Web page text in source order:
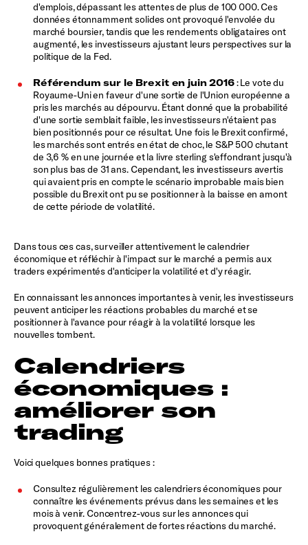
d'emplois, dépassant les attentes de plus de 100 000. Ces
données étonnamment solides ont provoqué l'envolée du
marché boursier, tandis que les rendements obligataires ont
augmenté, les investisseurs ajustant leurs perspectives sur la
politique de la Fed.
Référendum sur le Brexit en juin 2016: Le vote du
Royaume-Uni en faveur d'une sortie de l'Union européenne a
pris les marchés au dépourvu. Étant donné que la probabilité
d'une sortie semblait faible, les investisseurs n'étaient pas
bien positionnés pour ce résultat. Une fois le Brexit confirmé,
les marchés sont entrés en état de choc, le S&P 500 chutant
de 3,6 % en une journée et la livre sterling s'effondrant jusqu'à
son plus bas de 31 ans. Cependant, les investisseurs avertis
qui avaient pris en compte le scénario improbable mais bien
possible du Brexit ont pu se positionner à la baisse en amont
de cette période de volatilité.
Dans tous ces cas, surveiller attentivement le calendrier
économique et réfléchir à l'impact sur le marché a permis aux
traders expérimentés d'anticiper la volatilité et d'y réagir.
En connaissant les annonces importantes à venir, les investisseurs
peuvent anticiper les réactions probables du marché et se
positionner à l'avance pour réagir à la volatilité lorsque les
nouvelles tombent.
Calendriers
économiques :
améliorer son
trading
Voici quelques bonnes pratiques :
Consultez régulièrement les calendriers économiques pour
connaître les événements prévus dans les semaines et les
mois à venir. Concentrez-vous sur les annonces qui
provoquent généralement de fortes réactions du marché.